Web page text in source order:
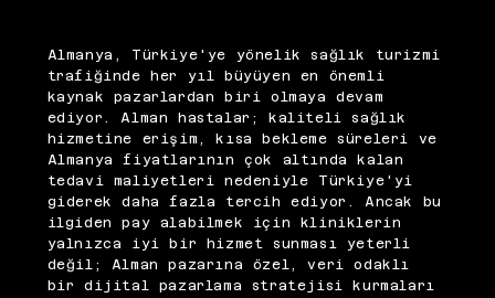
Almanya, Türkiye'ye yönelik sağlık turizmi
trafiğinde her yıl büyüyen en önemli
kaynak pazarlardan biri olmaya devam
ediyor. Alman hastalar; kaliteli sağlık
hizmetine erişim, kısa bekleme süreleri ve
Almanya fiyatlarının çok altında kalan
tedavi maliyetleri nedeniyle Türkiye'yi
giderek daha fazla tercih ediyor. Ancak bu
ilgiden pay alabilmek için kliniklerin
yalnızca iyi bir hizmet sunması yeterli
değil; Alman pazarına özel, veri odaklı
bir dijital pazarlama stratejisi kurmaları